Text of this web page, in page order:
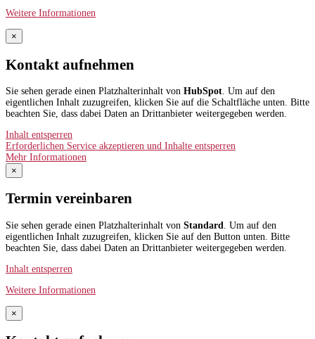
Weitere Informationen
×
Kontakt aufnehmen
Sie sehen gerade einen Platzhalterinhalt von HubSpot . Um auf den
eigentlichen Inhalt zuzugreifen, klicken Sie auf die Schaltfläche unten. Bitte
beachten Sie, dass dabei Daten an Drittanbieter weitergegeben werden.
Inhalt entsperren
Erforderlichen Service akzeptieren und Inhalte entsperren
Mehr Informationen
×
Termin vereinbaren
Sie sehen gerade einen Platzhalterinhalt von Standard
. Um auf den
eigentlichen Inhalt zuzugreifen, klicken Sie auf den Button unten. Bitte
beachten Sie, dass dabei Daten an Drittanbieter weitergegeben werden.
Inhalt entsperren
Weitere Informationen
×